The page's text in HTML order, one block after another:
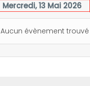
Mercredi, 13 Mai 2026
Aucun évènement trouvé